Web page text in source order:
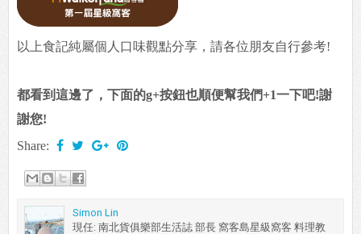
以上食記純屬個人口味觀點分享，請各位朋友自行參考!
都看到這邊了，下面的g+按鈕也順便幫我們+1一下吧!謝
謝您!
Share:
Simon Lin
現任: 南北貨俱樂部生活誌 部長 窩客島星級窩客 料理教